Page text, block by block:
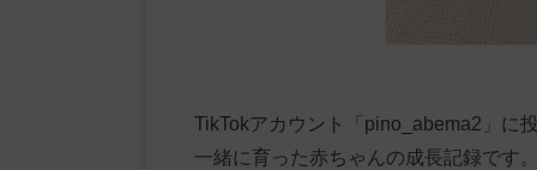
TikTokアカウント「pino_abema2」に
一緒に育った赤ちゃんの成長記録です